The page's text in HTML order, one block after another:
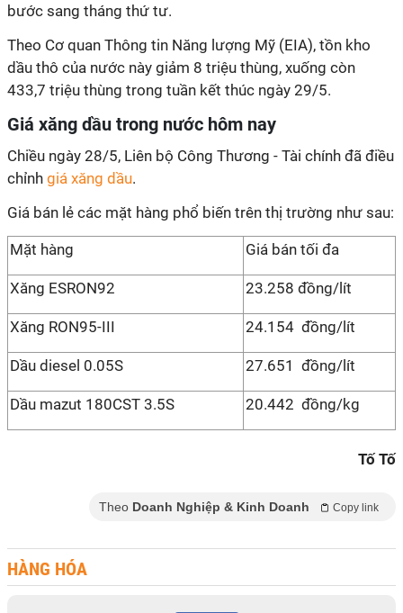
bước sang tháng thứ tư.
Theo Cơ quan Thông tin Năng lượng Mỹ (EIA), tồn kho
dầu thô của nước này giảm 8 triệu thùng, xuống còn
433,7 triệu thùng trong tuần kết thúc ngày 29/5.
Giá xăng dầu trong nước hôm nay
Chiều ngày 28/5, Liên bộ Công Thương - Tài chính đã điều
chỉnh giá xăng dầu.
Giá bán lẻ các mặt hàng phổ biến trên thị trường như sau:
Mặt hàng Giá bán tối đa
Xăng ESRON92 23.258 đồng/lít
Xăng RON95-III 24.154 đồng/lít
Dầu diesel 0.05S 27.651 đồng/lít
Dầu mazut 180CST 3.5S 20.442 đồng/kg
Tố Tố
Theo Doanh Nghiệp & Kinh Doanh Copy link
HÀNG HÓA